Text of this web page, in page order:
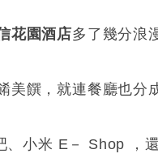
花園酒店多了幾分浪
美饌，就連餐廳也分
、小米 E－ Shop ，